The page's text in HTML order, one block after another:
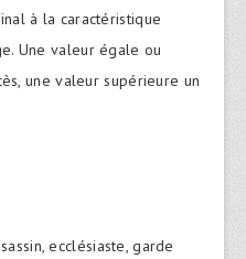
à la caractéristique
Une valeur égale ou
une valeur supérieure un
ecclésiaste, garde